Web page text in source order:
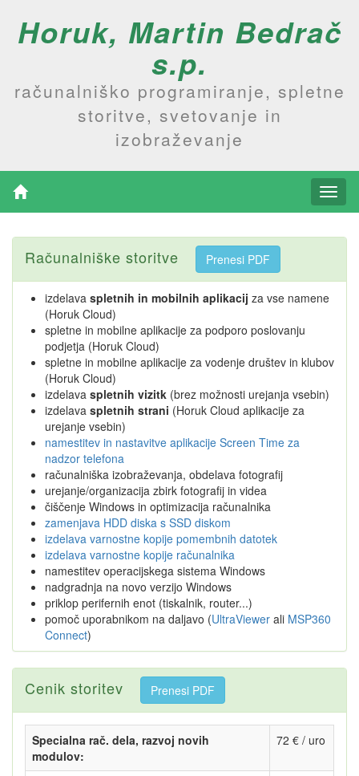
Horuk, Martin Bedrač
s.p.
računalniško programiranje, spletne
storitve, svetovanje in
izobraževanje
Računalniške storitve Prenesi PDF
izdelava spletnih in mobilnih aplikacij za vse namene
(Horuk Cloud)
spletne in mobilne aplikacije za podporo poslovanju
podjetja (Horuk Cloud)
spletne in mobilne aplikacije za vodenje društev in klubov
(Horuk Cloud)
izdelava spletnih vizitk (brez možnosti urejanja vsebin)
izdelava spletnih strani (Horuk Cloud aplikacije za
urejanje vsebin)
namestitev in nastavitve aplikacije Screen Time za
nadzor telefona
računalniška izobraževanja, obdelava fotografij
urejanje/organizacija zbirk fotografij in videa
čiščenje Windows in optimizacija računalnika
zamenjava HDD diska s SSD diskom
izdelava varnostne kopije pomembnih datotek
izdelava varnostne kopije računalnika
namestitev operacijskega sistema Windows
nadgradnja na novo verzijo Windows
priklop perifernih enot (tiskalnik, router...)
pomoč uporabnikom na daljavo (UltraViewer ali MSP360
Connect)
Cenik storitev Prenesi PDF
Specialna rač. dela, razvoj novih
modulov:
72 € / uro